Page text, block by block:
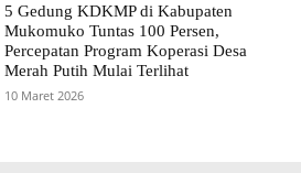
5 Gedung KDKMP di Kabupaten
Mukomuko Tuntas 100 Persen,
Percepatan Program Koperasi Desa
Merah Putih Mulai Terlihat
10 Maret 2026